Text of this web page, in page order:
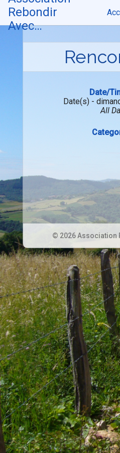
Skip
content
Rebondir
Avec…
Date/
Date(s) -
All
© 2026 Association